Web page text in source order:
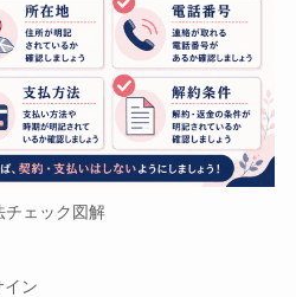
チェック図解
イン